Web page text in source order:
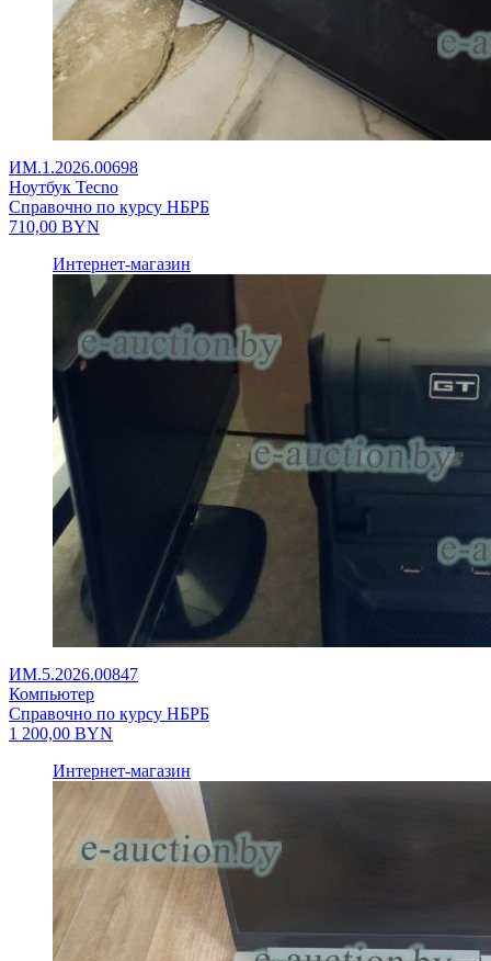
ИМ.1.2026.00698
Ноутбук Tecno
Справочно по курсу НБРБ
710,00 BYN
Интернет-магазин
ИМ.5.2026.00847
Компьютер
Справочно по курсу НБРБ
1 200,00 BYN
Интернет-магазин